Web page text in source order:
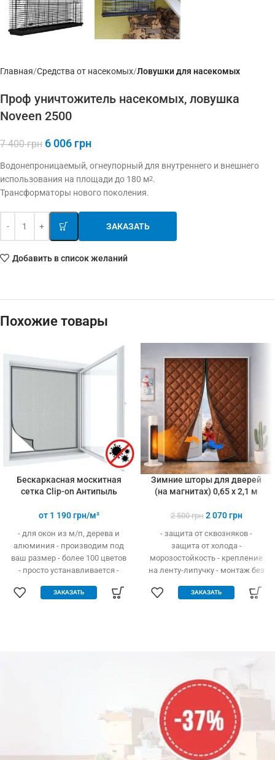
Главная Средства от насекомых Ловушки для насекомых
Проф уничтожитель насекомых, ловушка
Noveen 2500
7 400грн 6 006 грн
Водонепроницаемый, огнеупорный для внутреннего и внешнего
использования на площади до 180 м2.
Трансформаторы нового поколения.
ЗАКАЗАТЬ
Добавить в список желаний
Похожие товары
Бескаркасная москитная
сетка Clip-on Антипыль
от 1 190грн/м²
- для окон из м/п, дерева и
алюминия - производим под
ваш размер - более 100 цветов
- просто устанавливается -
дешевле аналогов при явных
ЗАКАЗАТЬ
Зимние шторы для дверей
(на магнитах) 0,65 х 2,1 м
2 500грн 2 070грн
- защита от сквозняков -
защита от холода -
морозостойкость - крепление
на ленту-липучку - монтаж без
ЗАКАЗАТЬ